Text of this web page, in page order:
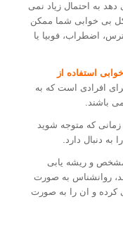
دهد به احتمال زیاد نمی
بی خوابی شما ممکن
اضطراب، فوبیا یا
استفاده از
افرادی است که به
باشند.
زمانی که متوجه شوید
به دنبال دارد.
و ریشه یابی
روانشناس به صورت
و ان را به صورت